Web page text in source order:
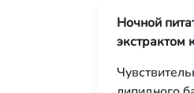
Ночной
экстрактом